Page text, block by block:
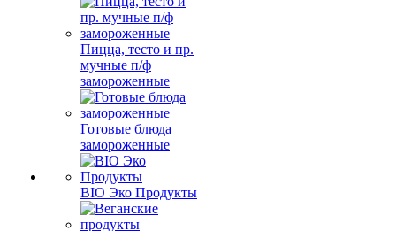
Пицца, тесто и пр.
мучные п/ф
замороженные
Готовые блюда
замороженные
BIO Эко Продукты